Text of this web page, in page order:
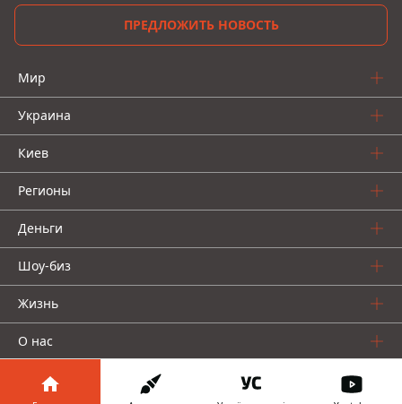
ПРЕДЛОЖИТЬ НОВОСТЬ
Мир
Украина
Киев
Регионы
Деньги
Шоу-биз
Жизнь
О нас